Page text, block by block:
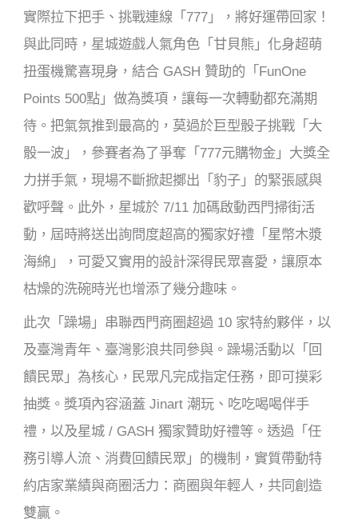
實際拉下把手、挑戰連線「777」，將好運帶回家！
與此同時，星城遊戲人氣角色「甘貝熊」化身超萌
扭蛋機驚喜現身，結合 GASH 贊助的「FunOne
Points 500點」做為獎項，讓每一次轉動都充滿期
待。把氣氛推到最高的，莫過於巨型骰子挑戰「大
骰一波」，參賽者為了爭奪「777元購物金」大獎全
力拼手氣，現場不斷掀起擲出「豹子」的緊張感與
歡呼聲。此外，星城於 7/11 加碼啟動西門掃街活
動，屆時將送出詢問度超高的獨家好禮「星幣木漿
海綿」，可愛又實用的設計深得民眾喜愛，讓原本
枯燥的洗碗時光也增添了幾分趣味。
此次「躁場」串聯西門商圈超過 10 家特約夥伴，以
及臺灣青年、臺灣影浪共同參與。躁場活動以「回
饋民眾」為核心，民眾凡完成指定任務，即可摸彩
抽獎。獎項內容涵蓋 Jinart 潮玩、吃吃喝喝伴手
禮，以及星城 / GASH 獨家贊助好禮等。透過「任
務引導人流、消費回饋民眾」的機制，實質帶動特
約店家業績與商圈活力：商圈與年輕人，共同創造
雙贏。